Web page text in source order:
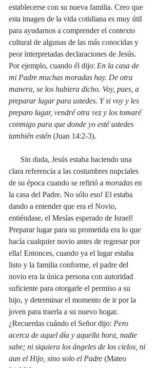
establecerse con su nueva familia. Creo que
esta imagen de la vida cotidiana es muy útil
para ayudarnos a comprender el contexto
cultural de algunas de las más conocidas y
peor interpretadas declaraciones de Jesús.
Por ejemplo, cuando él dijo: En la casa de
mi Padre muchas moradas hay. De otra
manera, se los hubiera dicho. Voy, pues, a
preparar lugar para ustedes. Y si voy y les
preparo lugar, vendré otra vez y los tomaré
conmigo para que donde yo esté ustedes
también estén (Juan 14:2-3).
clara referencia a las costumbres nupciales
de su época cuando se refirió a moradas en
la casa del Padre. No sólo eso! El estaba
dando a entender que era el Novio,
entiéndase, el Mesías esperado de Israel!
Preparar lugar para su prometida era lo que
hacía cualquier novio antes de regresar por
ella! Entonces, cuando ya el lugar estaba
listo y la familia conforme, el padre del
novio era la única persona con autoridad
suficiente para otorgarle el permiso a su
hijo, y determinar el momento de ir por la
joven para traerla a su nuevo hogar.
¿Recuerdas cuándo el Señor dijo: Pero
acerca de aquel día y aquella hora, nadie
sabe; ni siquiera los ángeles de los cielos, ni
aun el Hijo, sino solo el Padre (Mateo